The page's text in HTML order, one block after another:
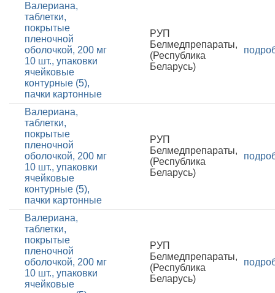
Валериана,
таблетки,
покрытые
пленочной
оболочкой, 200 мг
10 шт., упаковки
ячейковые
контурные (5),
пачки картонные
РУП
Белмедпрепараты,
(Республика
Беларусь)
Валериана,
таблетки,
покрытые
пленочной
оболочкой, 200 мг
10 шт., упаковки
ячейковые
контурные (5),
пачки картонные
РУП
Белмедпрепараты,
(Республика
Беларусь)
Валериана,
таблетки,
покрытые
пленочной
оболочкой, 200 мг
10 шт., упаковки
ячейковые
РУП
Белмедпрепараты,
(Республика
Беларусь)